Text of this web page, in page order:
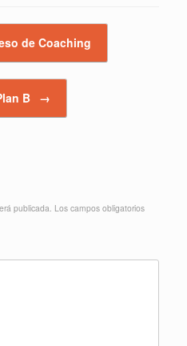
de Coaching
B →
publicada. Los campos obligatorios